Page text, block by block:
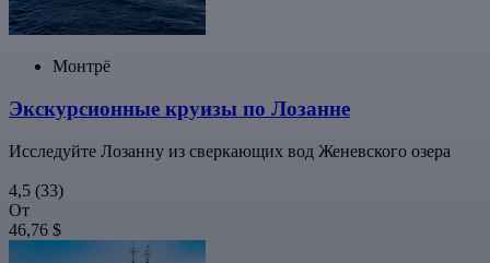
Монтрё
Экскурсионные круизы по Лозанне
Исследуйте Лозанну из сверкающих вод Женевского озера
4,5 (33)
От
46,76 $